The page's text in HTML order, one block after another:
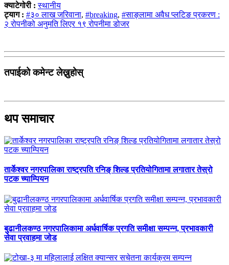
क्याटेगोरी :स्थानीय
ट्याग : #३० लाख जरिवाना, #breaking, #साङ्लामा अवैध प्लटिङ प्रकरण :
२ रोपनीको अनुमति लिएर १९ रोपनीमा डोजर
तपाईको कमेन्ट लेख्नुहोस्
थप समाचार
तार्केश्वर नगरपालिका राष्ट्रपति रनिङ् शिल्ड प्रतियोगितामा लगातार तेस्रो
पटक च्याम्पियन
बुढानीलकण्ठ नगरपालिकामा अर्धवार्षिक प्रगति समीक्षा सम्पन्न, प्रभावकारी
सेवा प्रवाहमा जोड